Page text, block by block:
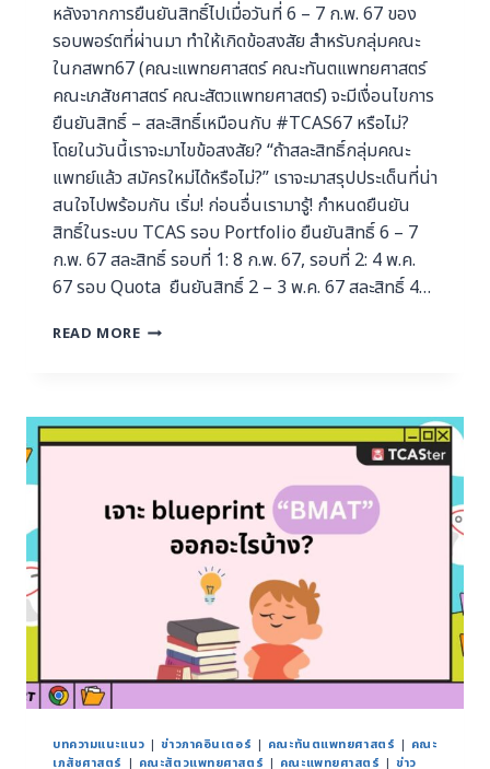
หลังจากการยืนยันสิทธิ์ไปเมื่อวันที่ 6 – 7 ก.พ. 67 ของ
รอบพอร์ตที่ผ่านมา ทำให้เกิดข้อสงสัย สำหรับกลุ่มคณะ
ในกสพท67 (คณะแพทยศาสตร์ คณะทันตแพทยศาสตร์
คณะเภสัชศาสตร์ คณะสัตวแพทยศาสตร์) จะมีเงื่อนไขการ
ยืนยันสิทธิ์ – สละสิทธิ์เหมือนกับ #TCAS67 หรือไม่?
โดยในวันนี้เราจะมาไขข้อสงสัย? “ถ้าสละสิทธิ์กลุ่มคณะ
แพทย์แล้ว สมัครใหม่ได้หรือไม่?” เราจะมาสรุปประเด็นที่น่า
สนใจไปพร้อมกัน เริ่ม! ก่อนอื่นเรามารู้! กำหนดยืนยัน
สิทธิ์ในระบบ TCAS รอบ Portfolio ยืนยันสิทธิ์ 6 – 7
ก.พ. 67 สละสิทธิ์ รอบที่ 1: 8 ก.พ. 67, รอบที่ 2: 4 พ.ค.
67 รอบ Quota ยืนยันสิทธิ์ 2 – 3 พ.ค. 67 สละสิทธิ์ 4…
READ MORE
บทความแนะแนว |ข่าวภาคอินเตอร์ | คณะทันตแพทยศาสตร์ | คณะ
เภสัชศาสตร์ | คณะสัตวแพทยศาสตร์ | คณะแพทยศาสตร์ |ข่าว